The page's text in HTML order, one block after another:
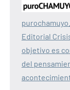
Editorial
objetivo es
del